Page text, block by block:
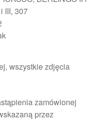
III, 307
wszystkie zdjęcia
zamówionej
przez